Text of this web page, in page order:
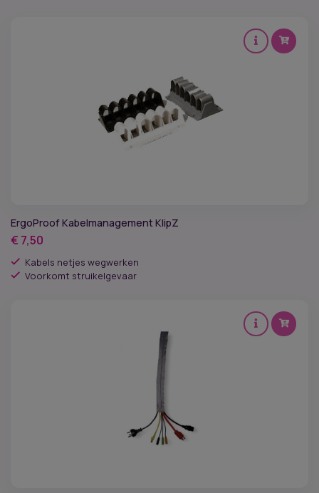
ErgoProof Kabelmanagement KlipZ
€ 7,50
Kabels netjes wegwerken
Voorkomt struikelgevaar